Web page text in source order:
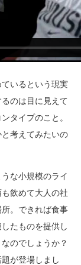
いるという現実
のは目に見えて
タイプのこと。
考えてみたいの
な小規模のライ
飲めて大人の社
。できれば食事
たものを提供し
のでしょうか？
が登場しまし